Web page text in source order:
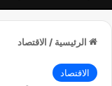
الرئيسية / الاقتصاد
الاقتصاد